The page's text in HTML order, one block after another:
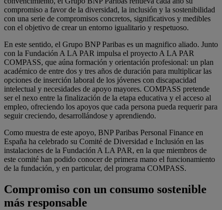
compromiso a favor de la diversidad, la inclusión y la sostenibilidad
con una serie de compromisos concretos, significativos y medibles
con el objetivo de crear un entorno igualitario y respetuoso.
En este sentido, el Grupo BNP Paribas es un magnifico aliado. Junto
con la Fundación A LA PAR impulsa el proyecto A LA PAR
COMPASS, que aúna formación y orientación profesional: un plan
académico de entre dos y tres años de duración para multiplicar las
opciones de inserción laboral de los jóvenes con discapacidad
intelectual y necesidades de apoyo mayores. COMPASS pretende
ser el nexo entre la finalización de la etapa educativa y el acceso al
empleo, ofreciendo los apoyos que cada persona pueda requerir para
seguir creciendo, desarrollándose y aprendiendo.
Como muestra de este apoyo, BNP Paribas Personal Finance en
España ha celebrado su Comité de Diversidad e Inclusión en las
instalaciones de la Fundación A LA PAR, en la que miembros de
este comité han podido conocer de primera mano el funcionamiento
de la fundación, y en particular, del programa COMPASS.
Compromiso con un consumo sostenible
más responsable